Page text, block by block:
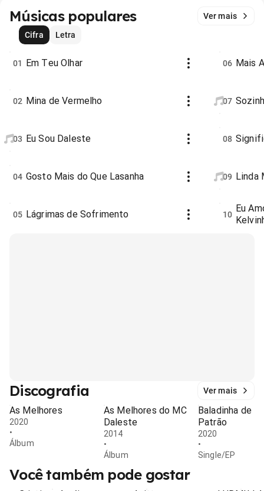
Músicas populares
Ver mais
Cifra
Letra
01 Em Teu Olhar
02 Mina de Vermelho
03 Eu Sou Daleste
04 Gosto Mais do Que Lasanha
05 Lágrimas de Sofrimento
06 Mais
07
08
09 Linda
10
Eu
Discografia Ver mais
As Melhores
2020
•
Álbum
As Melhores do MC
Daleste
2014
•
Álbum
Baladinha de
Patrão
2020
•
Single/EP
Você também pode gostar